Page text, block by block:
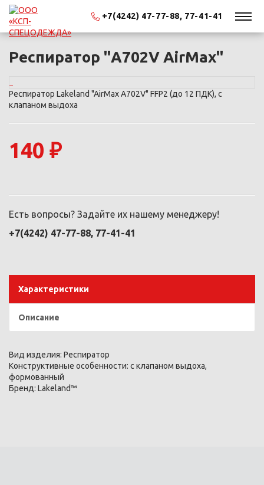
+7(4242) 47-77-88, 77-41-41
Респиратор "А702V AirMax"
Респиратор Lakeland "AirMax A702V" FFP2 (до 12 ПДК), с
клапаном выдоха
140 ₽
Есть вопросы? Задайте их нашему менеджеру!
+7(4242) 47-77-88, 77-41-41
Характеристики
Описание
Вид изделия: Респиратор
Конструктивные особенности: с клапаном выдоха,
формованный
Бренд: Lakeland™